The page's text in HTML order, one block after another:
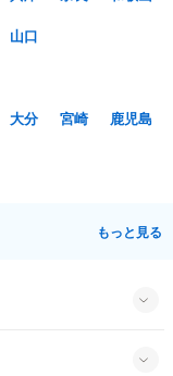
山口
大分 宮崎
鹿児島
もっと見る